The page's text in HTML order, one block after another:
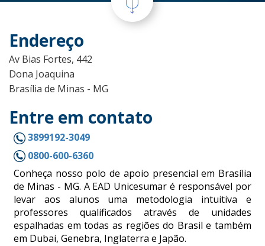
Endereço
Av Bias Fortes, 442
Dona Joaquina
Brasília de Minas - MG
Entre em contato
3899192-3049
0800-600-6360
Conheça nosso polo de apoio presencial em Brasília
de Minas - MG. A EAD Unicesumar é responsável por
levar aos alunos uma metodologia intuitiva e
professores qualificados através de unidades
espalhadas em todas as regiões do Brasil e também
em Dubai, Genebra, Inglaterra e Japão.